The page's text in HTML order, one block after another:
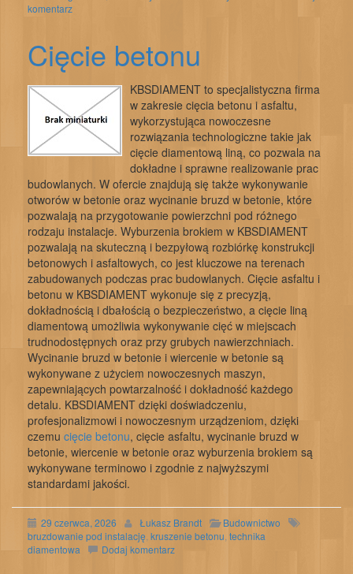
komentarz
Cięcie betonu
KBSDIAMENT to specjalistyczna firma
w zakresie cięcia betonu i asfaltu,
wykorzystująca nowoczesne
rozwiązania technologiczne takie jak
cięcie diamentową liną, co pozwala na
dokładne i sprawne realizowanie prac
budowlanych. W ofercie znajdują się także wykonywanie
otworów w betonie oraz wycinanie bruzd w betonie, które
pozwalają na przygotowanie powierzchni pod różnego
rodzaju instalacje. Wyburzenia brokiem w KBSDIAMENT
pozwalają na skuteczną i bezpyłową rozbiórkę konstrukcji
betonowych i asfaltowych, co jest kluczowe na terenach
zabudowanych podczas prac budowlanych. Cięcie asfaltu i
betonu w KBSDIAMENT wykonuje się z precyzją,
dokładnością i dbałością o bezpieczeństwo, a cięcie liną
diamentową umożliwia wykonywanie cięć w miejscach
trudnodostępnych oraz przy grubych nawierzchniach.
Wycinanie bruzd w betonie i wiercenie w betonie są
wykonywane z użyciem nowoczesnych maszyn,
zapewniających powtarzalność i dokładność każdego
detalu. KBSDIAMENT dzięki doświadczeniu,
profesjonalizmowi i nowoczesnym urządzeniom, dzięki
czemu cięcie betonu, cięcie asfaltu, wycinanie bruzd w
betonie, wiercenie w betonie oraz wyburzenia brokiem są
wykonywane terminowo i zgodnie z najwyższymi
standardami jakości.
29 czerwca, 2026 Łukasz Brandt
Budownictwo
bruzdowanie pod instalację kruszenie betonu technika
diamentowa
Dodaj komentarz